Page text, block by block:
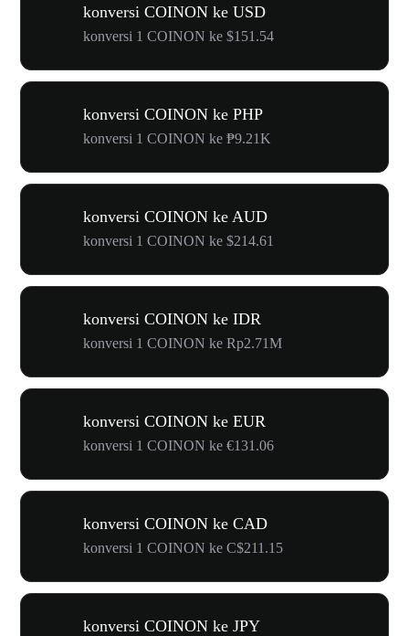
konversi COINON ke USD
konversi 1 COINON ke $151.54
konversi COINON ke PHP
konversi 1 COINON ke ₱9.21K
konversi COINON ke AUD
konversi 1 COINON ke $214.61
konversi COINON ke IDR
konversi 1 COINON ke Rp2.71M
konversi COINON ke EUR
konversi 1 COINON ke €131.06
konversi COINON ke CAD
konversi 1 COINON ke C$211.15
konversi COINON ke JPY